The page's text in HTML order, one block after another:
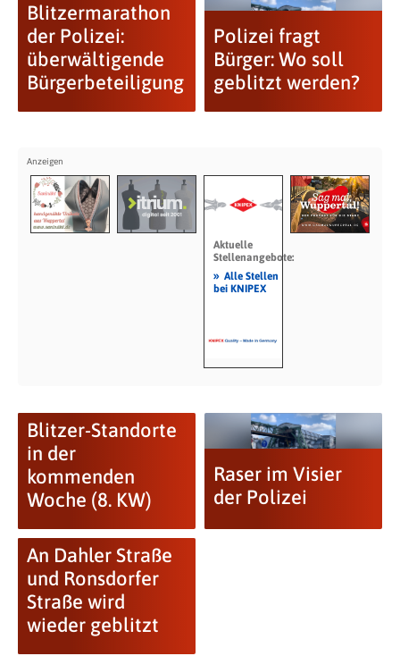
Blitzermarathon
der Polizei:
überwältigende
Bürgerbeteiligung
Polizei fragt
Bürger: Wo soll
geblitzt werden?
Aktuelle
Stellenangebote:
» Alle Stellen
bei KNIPEX
Blitzer-Standorte
in der
kommenden
Woche (8. KW)
Raser im Visier
der Polizei
An Dahler Straße
und Ronsdorfer
Straße wird
wieder geblitzt